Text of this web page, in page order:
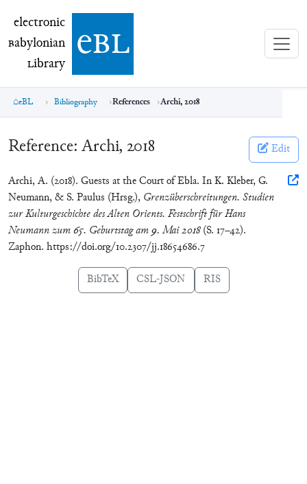
electronic Babylonian Library (eBL)
electronic
Babylonian
Library ebl
eBL Bibliography References Archi, 2018
Reference: Archi, 2018 Edit
Archi, A. (2018). Guests at the Court of Ebla. In K. Kleber, G.
Neumann, & S. Paulus (Hrsg.), Grenzüberschreitungen. Studien
zur Kulturgeschichte des Alten Orients. Festschrift für Hans
Neumann zum 65. Geburtstag am 9. Mai 2018(S. 17–42).
Zaphon. https://doi.org/10.2307/jj.18654686.7
BibTeX CSL-JSON RIS